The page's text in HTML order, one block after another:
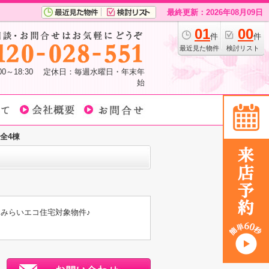
最終更新：2026年08月09日
01件
最近見た物件
00件
検討リスト
～18:30 定休日：毎週水曜日・年末年
始
4棟
いエコ住宅対象物件♪